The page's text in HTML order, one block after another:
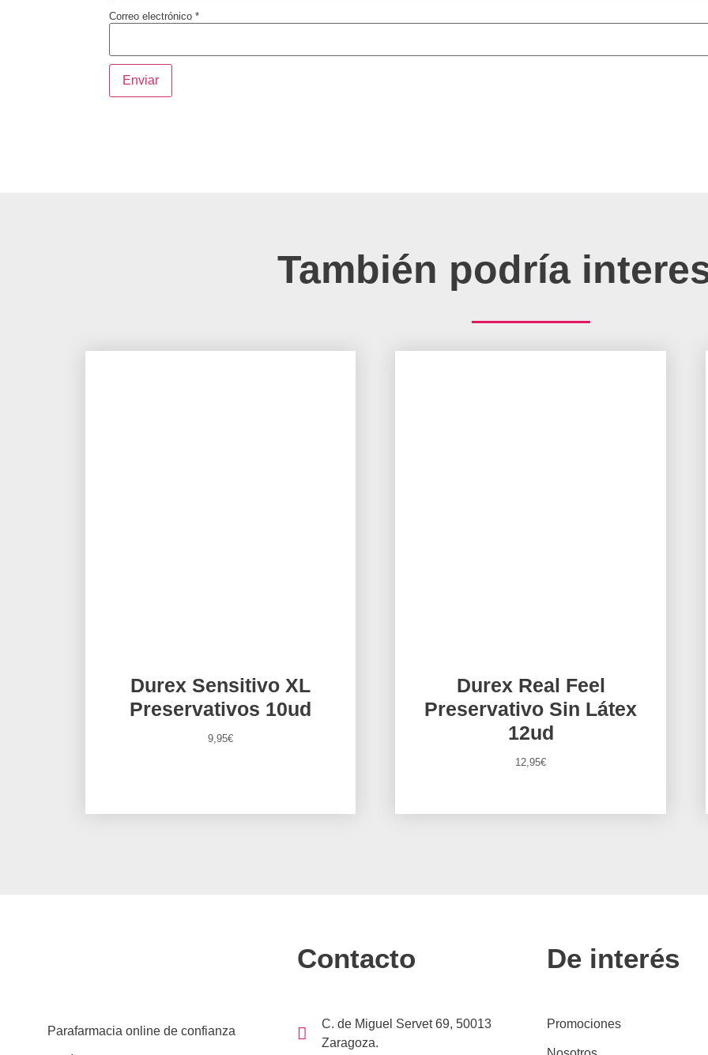
Correo electrónico *
También podría
Durex Sensitivo XL
Preservativos 10ud
9,95€
Durex Real Feel
Preservativo Sin Látex
12ud
12,95€
Parafarmacia online de confianza
Contacto
C. de Miguel Servet 69, 50013
Zaragoza.
De interés
Promociones